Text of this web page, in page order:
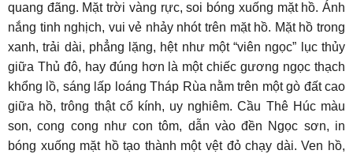
quang đãng. Mặt trời vàng rực, soi bóng xuống mặt hồ. Ánh
nắng tinh nghịch, vui vẻ nhảy nhót trên mặt hồ. Mặt hồ trong
xanh, trải dài, phẳng lặng, hệt như một “viên ngọc” lục thủy
giữa Thủ đô, hay đúng hơn là một chiếc gương ngọc thạch
khổng lồ, sáng lấp loáng Tháp Rùa nằm trên một gò đất cao
giữa hồ, trông thật cổ kính, uy nghiêm. Cầu Thê Húc màu
son, cong cong như con tôm, dẫn vào đền Ngọc sơn, in
bóng xuống mặt hồ tạo thành một vệt đỏ chạy dài. Ven hồ,